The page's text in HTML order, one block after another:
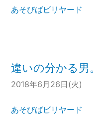
あそびばビリヤード
違いの分かる男。
2018年6月26日(火)
あそびばビリヤード